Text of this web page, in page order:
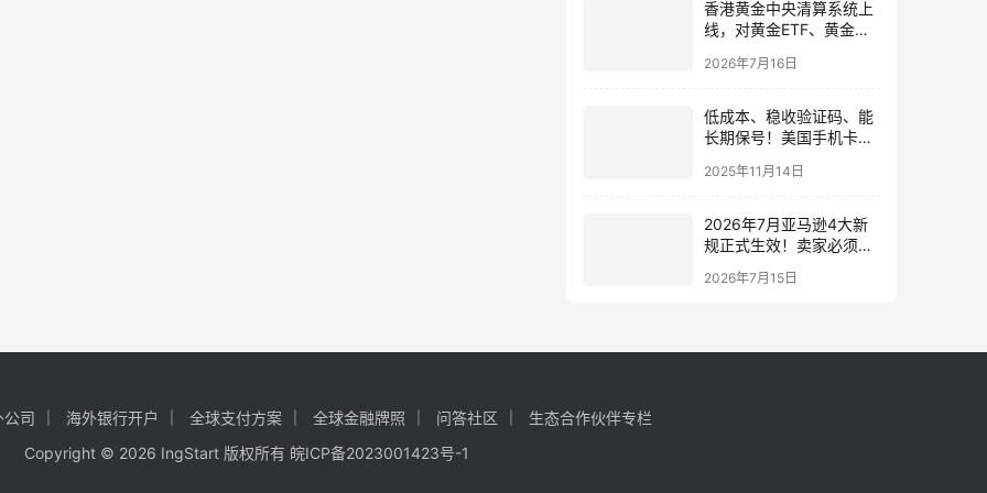
香港黄金中央清算系统上
线，对黄金ETF、黄金投
2026年7月16日
低成本、稳收验证码、能
长期保号！美国手机卡选
推荐（跨境卖家必看）
2025年11月14日
2026年7月亚马逊4大新
规正式生效！卖家必须关
总
2026年7月15日
公司 海外银行开户 全球支付方案 全球金融牌照 问答社区
生态合作伙伴专栏
Copyright © 2026 IngStart 版权所有 皖ICP备2023001423号-1